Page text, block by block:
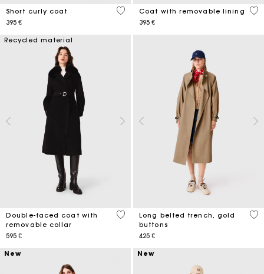
Short curly coat
395 €
4,1 out of 5 Customer Rating
Coat with removable lining
395 €
4,1
Recycled material
Double-faced coat with
removable collar
595 €
5 out of 5 Customer Rating
Long belted trench, gold
buttons
425 €
4,8
New New